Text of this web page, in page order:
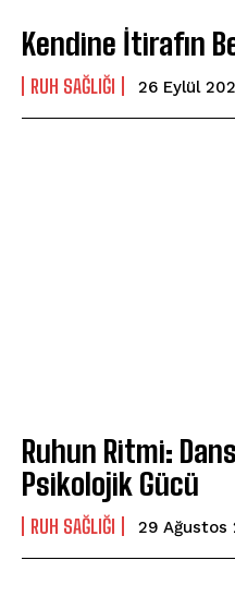
Kendine İtirafın
⁠RUH SAĞLIĞI 26 Eylül
Ruhun Ritmi:
Psikolojik Gücü
⁠RUH SAĞLIĞI 29 Ağustos